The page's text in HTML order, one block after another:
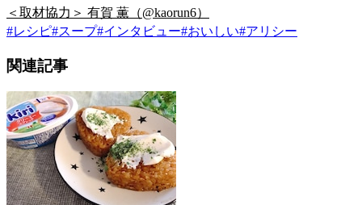
＜取材協力＞ 有賀 薫（@kaorun6）
#レシピ#スープ#インタビュー#おいしい#アリシー
関連記事